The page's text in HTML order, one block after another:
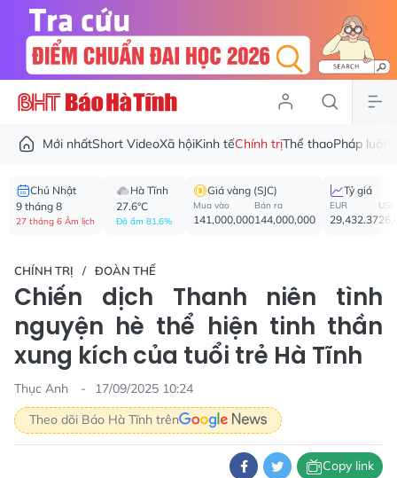
Mới nhấtShort VideoXã hộiKinh tếChính trịThể thaoPháp luật
Chủ Nhật
9 tháng 8
27 tháng 6 Âm lịch
Hà Tĩnh
27.6°C
Độ ẩm 81.6%
Giá vàng (SJC)
Mua vào
141,000,000
Bán ra
144,000,000
Tỷ giá
EUR
29,432.37
USD
CHÍNH TRỊ ĐOÀN THỂ
Chiến dịch Thanh niên tình
nguyện hè thể hiện tinh thần
xung kích của tuổi trẻ Hà Tĩnh
Thục Anh
17/09/2025 10:24
Theo dõi Báo Hà Tĩnh trên
Copy link